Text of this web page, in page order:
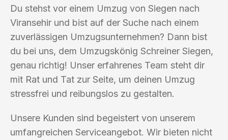
Du stehst vor einem Umzug von Siegen nach
Viransehir und bist auf der Suche nach einem
zuverlässigen Umzugsunternehmen? Dann bist
du bei uns, dem Umzugskönig Schreiner Siegen,
genau richtig! Unser erfahrenes Team steht dir
mit Rat und Tat zur Seite, um deinen Umzug
stressfrei und reibungslos zu gestalten.
Unsere Kunden sind begeistert von unserem
umfangreichen Serviceangebot. Wir bieten nicht